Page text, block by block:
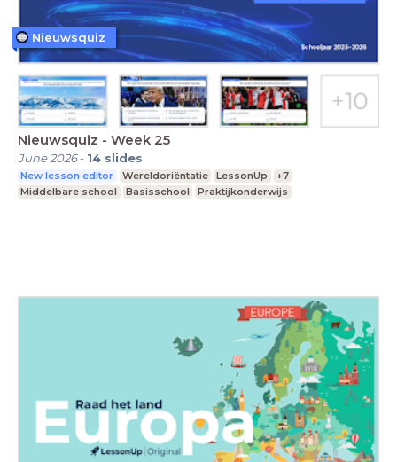
Nieuwsquiz - Week 25
June 2026- 14 slides
New lesson editor Wereldoriëntatie LessonUp
+7
Middelbare school
Basisschool Praktijkonderwijs
Nieuwsquiz